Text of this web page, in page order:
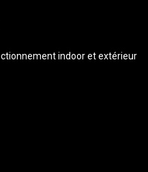
indoor et extérieur